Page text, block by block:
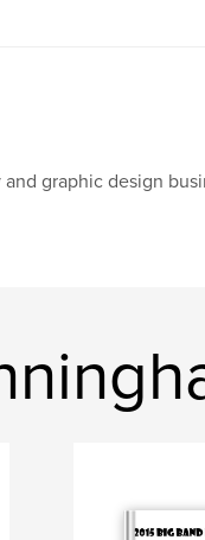
graphic design